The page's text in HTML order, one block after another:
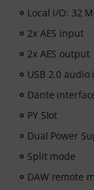
Local I/O: 32
2x AES input
2x AES output
USB 2.0
Dante
PY Slot
Dual Power
Split mode
DAW remote